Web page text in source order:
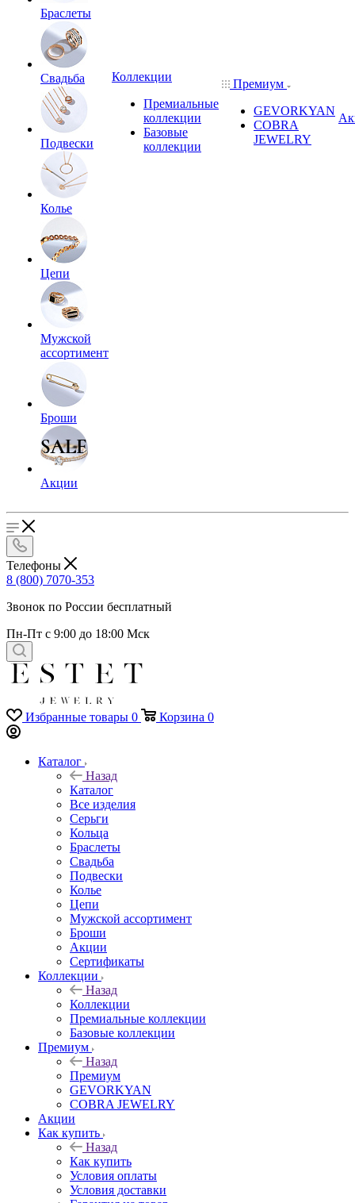
Браслеты
Свадьба
Подвески
Колье
Цепи
Мужской
ассортимент
Броши
Акции
Коллекции
Премиальные
коллекции
Базовые
коллекции
Премиум
GEVORKYAN
COBRA
JEWELRY
Телефоны
8 (800) 7070-353
Звонок по России бесплатный
Пн-Пт с 9:00 до 18:00 Мск
Избранные товары 0 Корзина 0
Каталог
Назад
Каталог
Все изделия
Серьги
Кольца
Браслеты
Свадьба
Подвески
Колье
Цепи
Мужской ассортимент
Броши
Акции
Сертификаты
Коллекции
Назад
Коллекции
Премиальные коллекции
Базовые коллекции
Премиум
Назад
Премиум
GEVORKYAN
COBRA JEWELRY
Акции
Как купить
Назад
Как купить
Условия оплаты
Условия доставки